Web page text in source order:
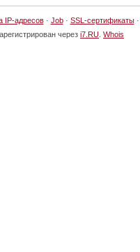
IP-адресов· Job· SSL-сертификаты·
через i7.RU Whois